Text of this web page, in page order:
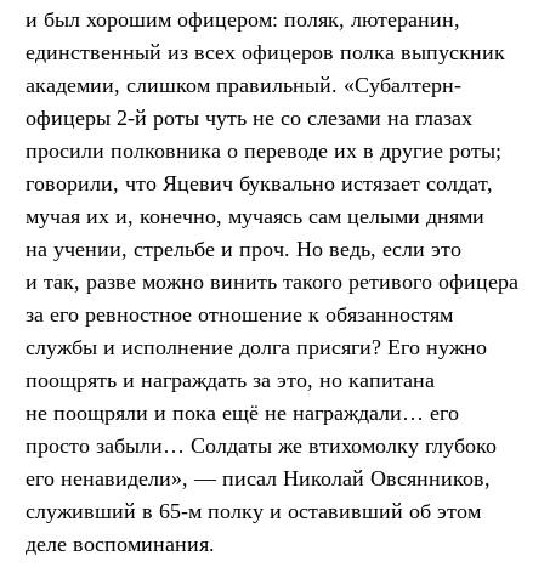
и был хорошим офицером: поляк, лютеранин,
единственный из всех офицеров полка выпускник
академии, слишком правильный. «Субалтерн-
офицеры 2-й роты чуть не со слезами на глазах
просили полковника о переводе их в другие роты;
говорили, что Яцевич буквально истязает солдат,
мучая их и, конечно, мучаясь сам целыми днями
на учении, стрельбе и проч. Но ведь, если это
и так, разве можно винить такого ретивого офицера
за его ревностное отношение к обязанностям
службы и исполнение долга присяги? Его нужно
поощрять и награждать за это, но капитана
не поощряли и пока ещё не награждали… его
просто забыли… Солдаты же втихомолку глубоко
его ненавидели», — писал Николай Овсянников,
служивший в 65-м полку и оставивший об этом
деле воспоминания.